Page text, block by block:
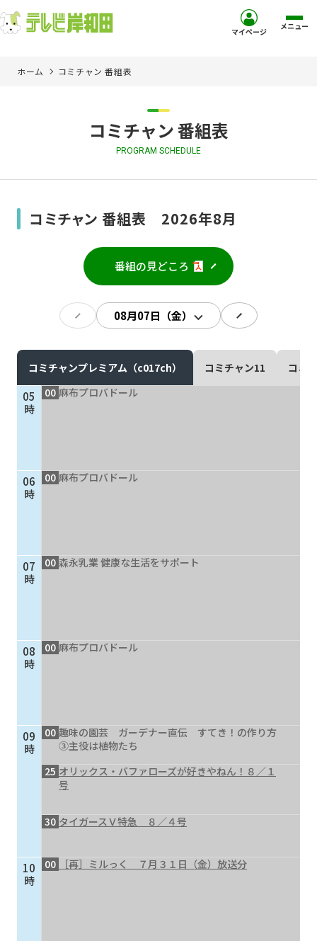
ご加入を検討中の方
現在ご利用中の方
ご加入お申し込み・資
個人情報保護に関する基
本方針
サイトマップ
マイページ メニュー
ホーム コミチャン 番組表
コミチャン 番組表
PROGRAM SCHEDULE
コミチャン 番組表 2026年8月
番組の見どころ
コミチャンプレミアム（c017ch） コミチャン11 コミ
05
時
06
時
07
時
08
時
09
時
10
時
00 麻布プロバドール
00 麻布プロバドール
00 森永乳業 健康な生活をサポート
00 麻布プロバドール
00 趣味の園芸 ガーデナー直伝 すてき！の作り方
③主役は植物たち
25 オリックス・バファローズが好きやねん！８／１
号
30 タイガースＶ特急 ８／４号
00 ［再］ミルっく ７月３１日（金）放送分